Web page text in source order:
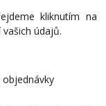
kliknutím na
údajů.